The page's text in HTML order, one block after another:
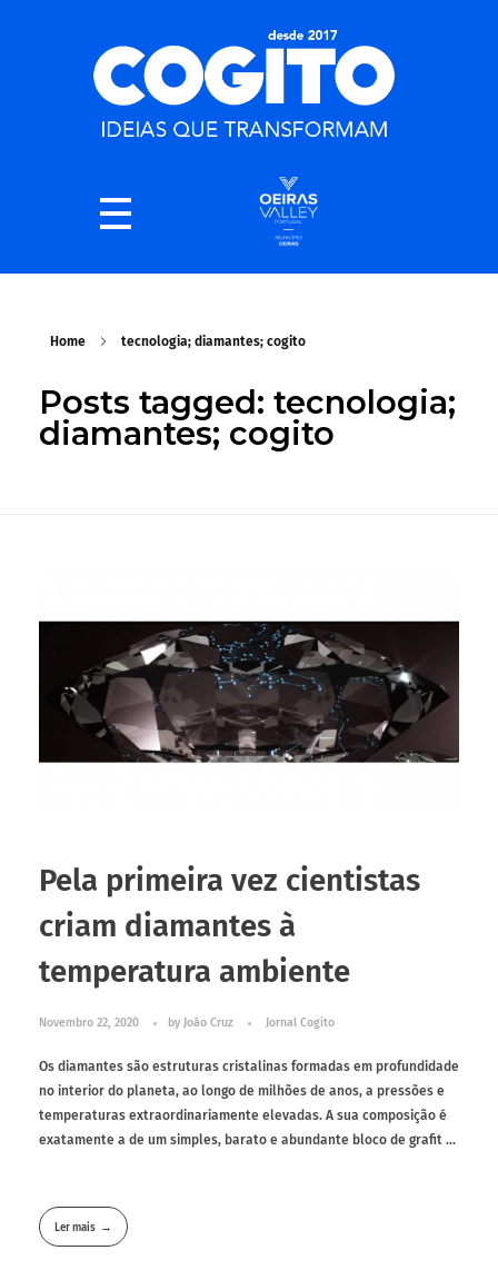
Home tecnologia; diamantes; cogito
Posts tagged: tecnologia;
diamantes; cogito
Pela primeira vez cientistas
criam diamantes à
temperatura ambiente
Novembro 22, 2020 by João Cruz Jornal Cogito
Os diamantes são estruturas cristalinas formadas em profundidade
no interior do planeta, ao longo de milhões de anos, a pressões e
temperaturas extraordinariamente elevadas. A sua composição é
exatamente a de um simples, barato e abundante bloco de grafit ...
Ler mais